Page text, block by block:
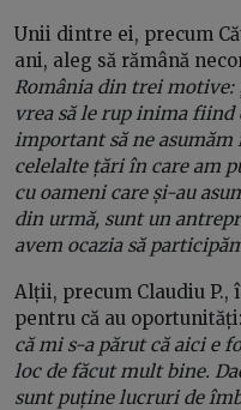
Unii dintre ei, precum
ani, aleg să rămână
România din trei
vrea să le rup inima fiind
important să ne
celelalte țări în care am
cu oameni care și-au
din urmă, sunt un
avem ocazia să
Alții, precum Claudiu P.,
pentru că au
că mi s-a părut că aici e
loc de făcut mult bine.
sunt puține lucruri de